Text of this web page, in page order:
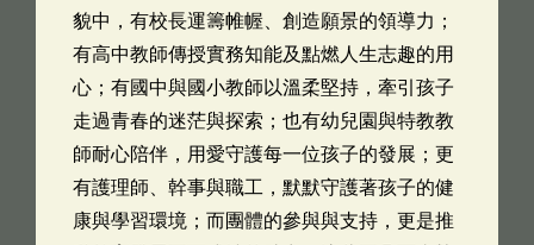
貌中，有校長運籌帷幄、創造願景的領導力；
有高中教師傳授實務知能及點燃人生志趣的用
心；有國中與國小教師以溫柔堅持，牽引孩子
走過青春的迷茫與探索；也有幼兒園與特教教
師耐心陪伴，用愛守護每一位孩子的發展；更
有護理師、幹事與職工，默默守護著孩子的健
康與學習環境；而團體的參與與支持，更是推